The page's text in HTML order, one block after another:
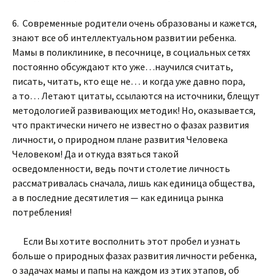
6. Современные родители очень образованы и кажется,
знают все об интеллектуальном развитии ребенка.
Мамы в поликлинике, в песочнице, в социальных сетях
постоянно обсуждают кто уже…научился считать,
писать, читать, кто еще не… и когда уже давно пора,
а то… Летают цитаты, ссылаются на источники, блещут
методологией развивающих методик! Но, оказывается,
что практически ничего не известно о фазах развития
личности, о природном плане развития Человека
Человеком! Да и откуда взяться такой
осведомленности, ведь почти столетие личность
рассматривалась сначала, лишь как единица общества,
а в последние десятилетия — как единица рынка
потребления!
Если Вы хотите восполнить этот пробел и узнать
больше о природных фазах развития личности ребенка,
о задачах мамы и папы на каждом из этих этапов, об